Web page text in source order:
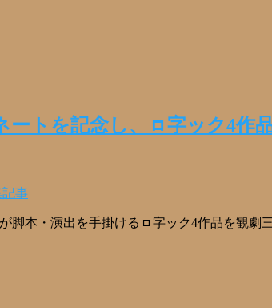
ートを記念し、ㇿ字ック4作
記事
脚本・演出を手掛けるㇿ字ック4作品を観